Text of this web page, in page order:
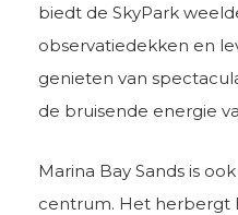
biedt de SkyPark
observatiedekken en
genieten van
de bruisende energie
Marina Bay Sands is
centrum. Het herbergt